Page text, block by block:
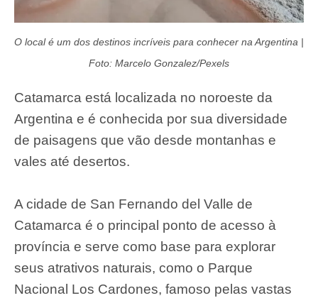
O local é um dos destinos incríveis para conhecer na Argentina |
Foto: Marcelo Gonzalez/Pexels
Catamarca está localizada no noroeste da
Argentina e é conhecida por sua diversidade
de paisagens que vão desde montanhas e
vales até desertos.
A cidade de San Fernando del Valle de
Catamarca é o principal ponto de acesso à
província e serve como base para explorar
seus atrativos naturais, como o Parque
Nacional Los Cardones, famoso pelas vastas